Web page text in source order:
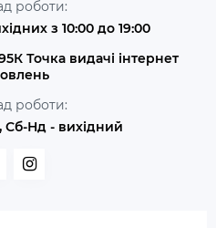
роботи:
з 10:00 до 19:00
роботи:
Сб-Нд - вихідний